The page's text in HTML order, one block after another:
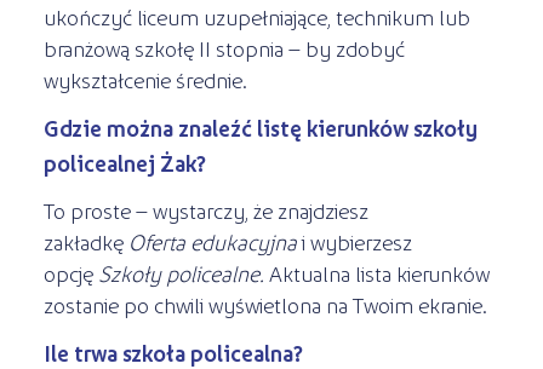
ukończyć liceum uzupełniające, technikum lub
branżową szkołę II stopnia – by zdobyć
wykształcenie średnie.
Gdzie można znaleźć listę kierunków szkoły
policealnej Żak?
To proste – wystarczy, że znajdziesz
zakładkę Oferta edukacyjnai wybierzesz
opcję Szkoły policealne. Aktualna lista kierunków
zostanie po chwili wyświetlona na Twoim ekranie.
Ile trwa szkoła policealna?